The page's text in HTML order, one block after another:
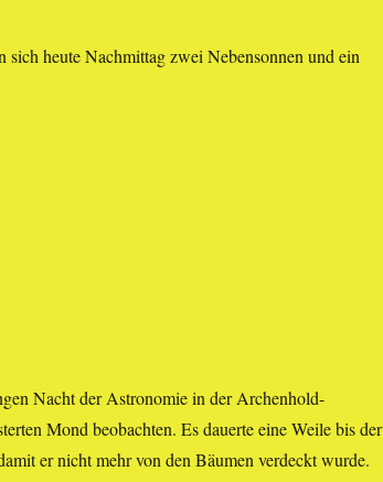
heute Nachmittag zwei Nebensonnen und ein
Nacht der Astronomie in der Archenhold-
Mond beobachten. Es dauerte eine Weile bis der
er nicht mehr von den Bäumen verdeckt wurde.